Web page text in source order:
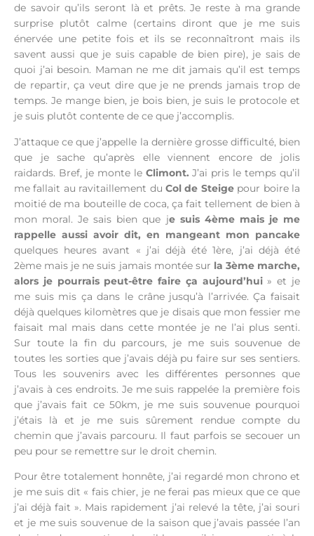
de savoir qu’ils seront là et prêts. Je reste à ma grande
surprise plutôt calme (certains diront que je me suis
énervée une petite fois et ils se reconnaîtront mais ils
savent aussi que je suis capable de bien pire), je sais de
quoi j’ai besoin. Maman ne me dit jamais qu’il est temps
de repartir, ça veut dire que je ne prends jamais trop de
temps. Je mange bien, je bois bien, je suis le protocole et
je suis plutôt contente de ce que j’accomplis.
J’attaque ce que j’appelle la dernière grosse difficulté, bien
que je sache qu’après elle viennent encore de jolis
raidards. Bref, je monte le Climont. J’ai pris le temps qu’il
me fallait au ravitaillement du Col de Steigepour boire la
moitié de ma bouteille de coca, ça fait tellement de bien à
mon moral. Je sais bien que je suis 4ème mais je me
rappelle aussi avoir dit, en mangeant mon pancake
quelques heures avant « j’ai déjà été 1ère, j’ai déjà été
2ème mais je ne suis jamais montée sur la 3ème marche,
alors je pourrais peut-être faire ça aujourd’hui» et je
me suis mis ça dans le crâne jusqu’à l’arrivée. Ça faisait
déjà quelques kilomètres que je disais que mon fessier me
faisait mal mais dans cette montée je ne l’ai plus senti.
Sur toute la fin du parcours, je me suis souvenue de
toutes les sorties que j’avais déjà pu faire sur ses sentiers.
Tous les souvenirs avec les différentes personnes que
j’avais à ces endroits. Je me suis rappelée la première fois
que j’avais fait ce 50km, je me suis souvenue pourquoi
j’étais là et je me suis sûrement rendue compte du
chemin que j’avais parcouru. Il faut parfois se secouer un
peu pour se remettre sur le droit chemin.
Pour être totalement honnête, j’ai regardé mon chrono et
je me suis dit « fais chier, je ne ferai pas mieux que ce que
j’ai déjà fait ». Mais rapidement j’ai relevé la tête, j’ai souri
et je me suis souvenue de la saison que j’avais passée l’an